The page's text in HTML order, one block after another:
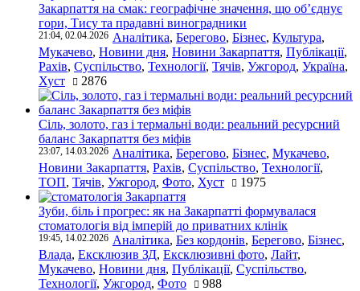
Закарпаття на смак: географічне значення, що об’єднує
гори, Тису та прадавні виноградники
21:04, 02.04.2026 Аналітика, Берегово, Бізнес, Культура,
Мукачево, Новини дня, Новини Закарпаття, Публікації,
Рахів, Суспільство, Технології, Тячів, Ужгород, Україна,
Хуст
2876
Сіль, золото, газ і термальні води: реальний ресурсний
баланс Закарпаття без міфів
23:07, 14.03.2026 Аналітика, Берегово, Бізнес, Мукачево,
Новини Закарпаття, Рахів, Суспільство, Технології,
ТОП, Тячів, Ужгород, Фото, Хуст 1975
Зуби, біль і прогрес: як на Закарпатті формувалася
стоматологія від імперій до приватних клінік
19:45, 14.02.2026 Аналітика, Без кордонів, Берегово, Бізнес,
Влада, Ексклюзив ЗД, Ексклюзивні фото, Лайт,
Мукачево, Новини дня, Публікації, Суспільство,
Технології, Ужгород, Фото 988